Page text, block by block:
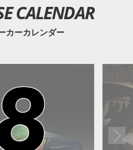
CALENDAR
カーカレンダー